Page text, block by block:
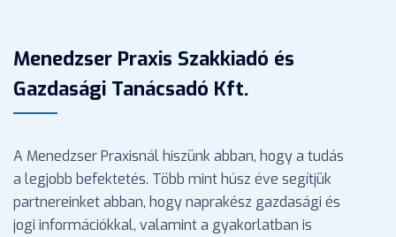
Menedzser Praxis Szakkiadó és
Gazdasági Tanácsadó Kft.
A Menedzser Praxisnál hiszünk abban, hogy a tudás
a legjobb befektetés. Több mint húsz éve segítjük
partnereinket abban, hogy naprakész gazdasági és
jogi információkkal, valamint a gyakorlatban is